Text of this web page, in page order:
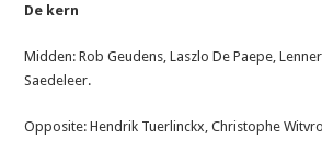
De kern
Midden: Rob Geudens, Laszlo De Paepe,
Saedeleer.
Opposite: Hendrik Tuerlinckx, Christophe